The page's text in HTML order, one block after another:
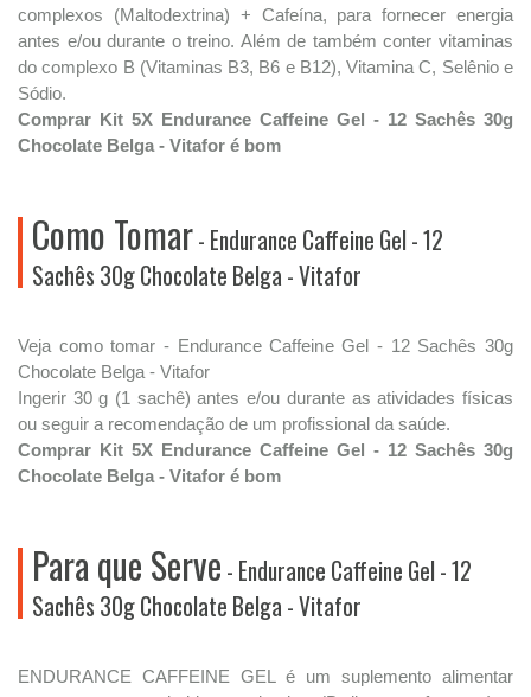
complexos (Maltodextrina) + Cafeína, para fornecer energia
antes e/ou durante o treino. Além de também conter vitaminas
do complexo B (Vitaminas B3, B6 e B12), Vitamina C, Selênio e
Sódio.
Comprar Kit 5X Endurance Caffeine Gel - 12 Sachês 30g
Chocolate Belga - Vitafor é bom
Como Tomar- Endurance Caffeine Gel - 12
Sachês 30g Chocolate Belga - Vitafor
Veja como tomar - Endurance Caffeine Gel - 12 Sachês 30g
Chocolate Belga - Vitafor
Ingerir 30 g (1 sachê) antes e/ou durante as atividades físicas
ou seguir a recomendação de um profissional da saúde.
Comprar Kit 5X Endurance Caffeine Gel - 12 Sachês 30g
Chocolate Belga - Vitafor é bom
Para que Serve - Endurance Caffeine Gel - 12
Sachês 30g Chocolate Belga - Vitafor
ENDURANCE CAFFEINE GEL é um suplemento alimentar